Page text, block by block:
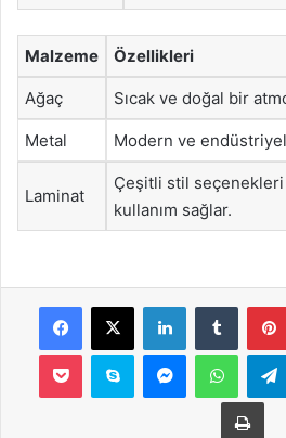
Malzeme Özellikleri
Ağaç Sıcak ve doğal bir
Metal Modern ve
Laminat
Çeşitli stil
kullanım sağlar.
Facebook
X LinkedInTumblr
Pocket Skype Messenger